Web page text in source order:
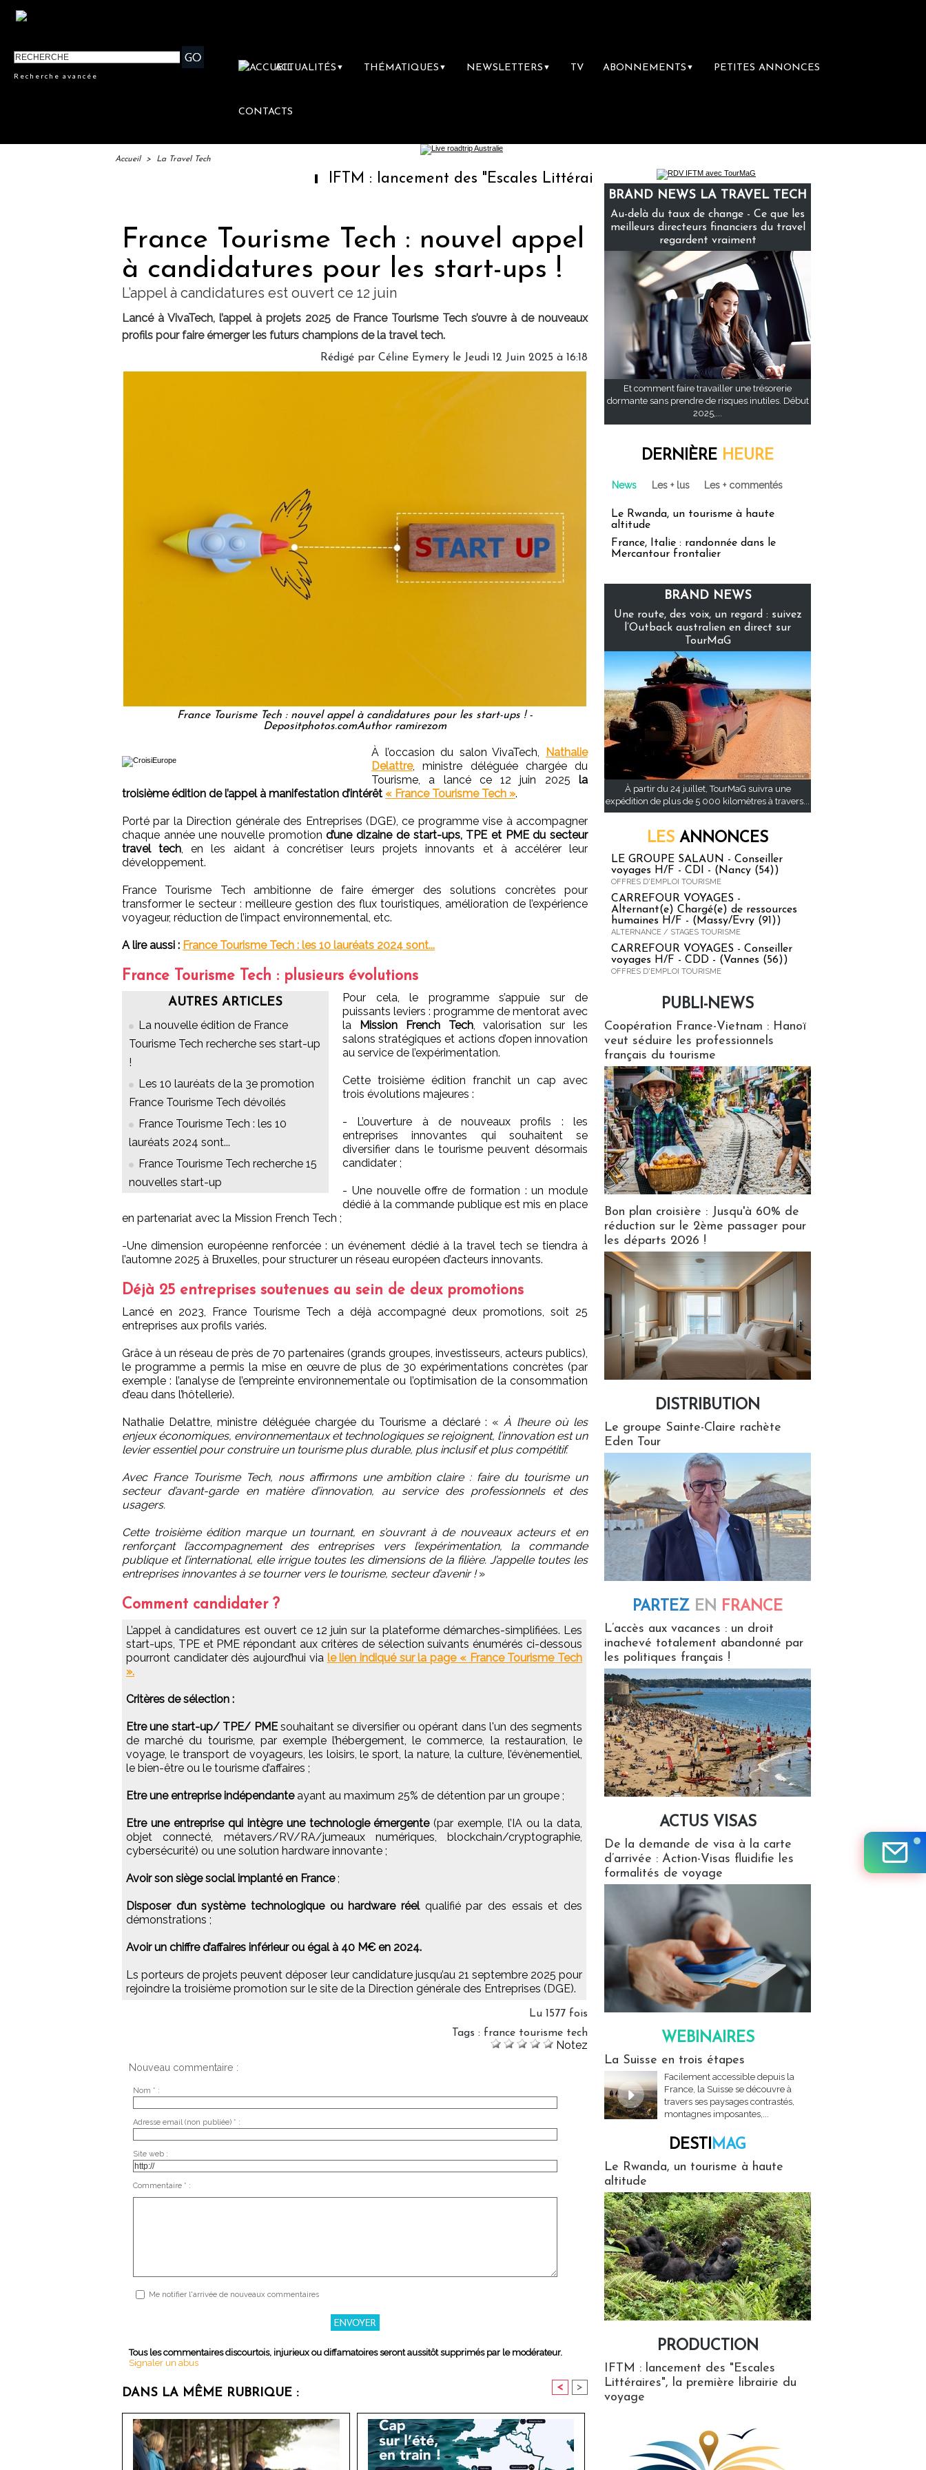
Recherche avancée
ACTUALITÉS ▼ THÉMATIQUES ▼ NEWSLETTERS ▼ TV ABONNEMENTS ▼ PETITES ANNONCES
CONTACTS
Accueil > La Travel Tech
IFTM : lancement des "Escales Littéraires", la première librairie du voyage
France Tourisme Tech : nouvel appel
à candidatures pour les start-ups !
L’appel à candidatures est ouvert ce 12 juin
Lancé à VivaTech, l’appel à projets 2025 de France Tourisme Tech s’ouvre à de nouveaux
profils pour faire émerger les futurs champions de la travel tech.
Rédigé par Céline Eymery le Jeudi 12 Juin 2025 à 16:18
France Tourisme Tech : nouvel appel à candidatures pour les start-ups ! -
Depositphotos.comAuthor ramirezom
À l’occasion du salon VivaTech,
Nathalie
Delattre, ministre déléguée chargée du
Tourisme, a lancé ce 12 juin 2025 la
troisième édition de l’appel à manifestation d’intérêt « France Tourisme Tech ».
Porté par la Direction générale des Entreprises (DGE), ce programme vise à accompagner
chaque année une nouvelle promotiond’une dizaine de start-ups, TPE et PME du secteur
travel tech, en les aidant à concrétiser leurs projets innovants et à accélérer leur
développement.
France Tourisme Tech ambitionne de faire émerger des solutions concrètes pour
transformer le secteur : meilleure gestion des flux touristiques, amélioration de l’expérience
voyageur, réduction de l’impact environnemental, etc.
A lire aussi : France Tourisme Tech : les 10 lauréats 2024 sont...
France Tourisme Tech : plusieurs évolutions
AUTRES ARTICLES
La nouvelle édition de France
Tourisme Tech recherche ses start-up
!
Les 10 lauréats de la 3e promotion
France Tourisme Tech dévoilés
France Tourisme Tech : les 10
lauréats 2024 sont...
France Tourisme Tech recherche 15
nouvelles start-up
Pour cela, le programme s’appuie sur de
puissants leviers : programme de mentorat avec
la
Mission French Tech, valorisation sur les
salons stratégiques et actions d’open innovation
au service de l’expérimentation.
Cette troisième édition franchit un cap avec
trois évolutions majeures :
- L’ouverture à de nouveaux profils : les
entreprises innovantes qui souhaitent se
diversifier dans le tourisme peuvent désormais
candidater ;
- Une nouvelle offre de formation : un module
dédié à la commande publique est mis en place
en partenariat avec la Mission French Tech ;
-Une dimension européenne renforcée : un événement dédié à la travel tech se tiendra à
l’automne 2025 à Bruxelles, pour structurer un réseau européen d’acteurs innovants.
Déjà 25 entreprises soutenues au sein de deux promotions
Lancé en 2023, France Tourisme Tech a déjà accompagné deux promotions, soit 25
entreprises aux profils variés.
Grâce à un réseau de près de 70 partenaires (grands groupes, investisseurs, acteurs publics),
le programme a permis la mise en œuvre de plus de 30 expérimentations concrètes (par
exemple : l’analyse de l’empreinte environnementale ou l’optimisation de la consommation
d’eau dans l’hôtellerie).
Nathalie Delattre, ministre déléguée chargée du Tourisme a déclaré : «À l’heure où les
enjeux économiques, environnementaux et technologiques se rejoignent, l’innovation est un
levier essentiel pour construire un tourisme plus durable, plus inclusif et plus compétitif.
Avec France Tourisme Tech, nous affirmons une ambition claire : faire du tourisme un
secteur d’avant-garde en matière d’innovation, au service des professionnels et des
usagers.
Cette troisième édition marque un tournant, en s’ouvrant à de nouveaux acteurs et en
renforçant l’accompagnement des entreprises vers l’expérimentation, la commande
publique et l’international, elle irrigue toutes les dimensions de la filière. J’appelle toutes les
entreprises innovantes à se tourner vers le tourisme, secteur d’avenir !»
Comment candidater ?
L’appel à candidatures est ouvert ce 12 juin sur la plateforme démarches-simplifiées. Les
start-ups, TPE et PME répondant aux critères de sélection suivants énumérés ci-dessous
pourront candidater dès aujourd’hui via le lien indiqué sur la page « France Tourisme Tech
».
Critères de sélection :
Etre une start-up/ TPE/ PMEsouhaitant se diversifier ou opérant dans l'un des segments
de marché du tourisme, par exemple l’hébergement, le commerce, la restauration, le
voyage, le transport de voyageurs, les loisirs, le sport, la nature, la culture, l’évènementiel,
le bien-être ou le tourisme d’affaires ;
Etre une entreprise indépendanteayant au maximum 25% de détention par un groupe ;
Etre une entreprise qui intègre une technologie émergente(par exemple, l’IA ou la data,
objet connecté, métavers/RV/RA/jumeaux numériques, blockchain/cryptographie,
cybersécurité) ou une solution hardware innovante ;
Avoir son siège social implanté en France;
Disposer d’un système technologique ou hardware réelqualifié par des essais et des
démonstrations ;
Avoir un chiffre d’affaires inférieur ou égal à 40 M€ en 2024.
Ls porteurs de projets peuvent déposer leur candidature jusqu’au 21 septembre 2025 pour
rejoindre la troisième promotion sur le site de la Direction générale des Entreprises (DGE).
Lu 1577 fois
Tags : france tourisme tech
Notez
Nouveau commentaire :
Nom * :
Adresse email (non publiée) * :
Site web :
Commentaire * :
Me notifier l'arrivée de nouveaux commentaires
Tous les commentaires discourtois, injurieux ou diffamatoires seront aussitôt supprimés par le modérateur.
Signaler un abus
DANS LA MÊME RUBRIQUE : < >
BRAND NEWS LA TRAVEL TECH
Au-delà du taux de change - Ce que les
meilleurs directeurs financiers du travel
regardent vraiment
Et comment faire travailler une trésorerie
dormante sans prendre de risques inutiles. Début
2025,...
DERNIÈRE HEURE
News Les + lus Les + commentés
Le Rwanda, un tourisme à haute
altitude
France, Italie : randonnée dans le
Mercantour frontalier
BRAND NEWS
Une route, des voix, un regard : suivez
l’Outback australien en direct sur
TourMaG
À partir du 24 juillet, TourMaG suivra une
expédition de plus de 5 000 kilomètres à travers...
LES ANNONCES
LE GROUPE SALAUN - Conseiller
voyages H/F - CDI - (Nancy (54))
OFFRES D'EMPLOI TOURISME
CARREFOUR VOYAGES -
Alternant(e) Chargé(e) de ressources
humaines H/F - (Massy/Evry (91))
ALTERNANCE / STAGES TOURISME
CARREFOUR VOYAGES - Conseiller
voyages H/F - CDD - (Vannes (56))
OFFRES D'EMPLOI TOURISME
PUBLI-NEWS
Coopération France-Vietnam : Hanoï
veut séduire les professionnels
français du tourisme
Bon plan croisière : Jusqu'à 60% de
réduction sur le 2ème passager pour
les départs 2026 !
DISTRIBUTION
Le groupe Sainte-Claire rachète
Eden Tour
PARTEZ EN FRANCE
L’accès aux vacances : un droit
inachevé totalement abandonné par
les politiques français !
ACTUS VISAS
De la demande de visa à la carte
d’arrivée : Action-Visas fluidifie les
formalités de voyage
WEBINAIRES
La Suisse en trois étapes
Facilement accessible depuis la
France, la Suisse se découvre à
travers ses paysages contrastés,
montagnes imposantes,...
DESTIMAG
Le Rwanda, un tourisme à haute
altitude
PRODUCTION
IFTM : lancement des "Escales
Littéraires", la première librairie du
voyage